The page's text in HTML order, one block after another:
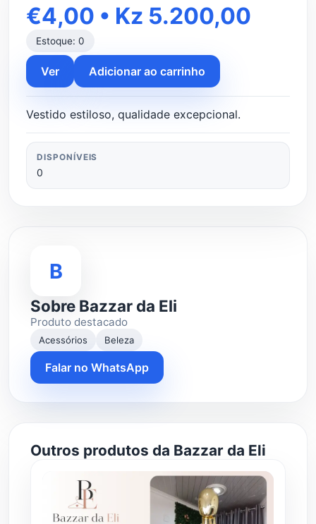
€4,00 • Kz 5.200,00
Estoque: 0
Ver Adicionar ao carrinho
Vestido estiloso, qualidade excepcional.
DISPONÍVEIS
0
B
Sobre Bazzar da Eli
Produto destacado
Acessórios Beleza
Falar no WhatsApp
Outros produtos da Bazzar da Eli